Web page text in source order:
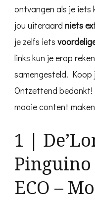
ontvangen als je
jou uiteraard niets
je zelfs iets
links kun je erop
samengesteld. Koop
Ontzettend bedankt!
mooie content
1 |
Pinguino
ECO –